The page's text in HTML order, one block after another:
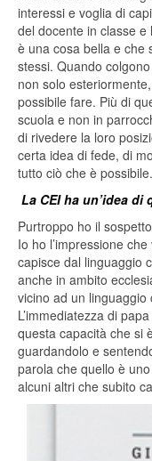
interessi e voglia di
del docente in classe
è una cosa bella e che
stessi. Quando
non solo
possibile fare. Più di
scuola e non in
di rivedere la loro
certa idea di fede, di
tutto ciò che è possibile.
La CEI ha un’idea
Purtroppo ho il
Io ho l’impressione
capisce dal linguaggio
anche in ambito
vicino ad un
L’immediatezza di
questa capacità che si
guardandolo e
parola che quello è
alcuni altri che subito